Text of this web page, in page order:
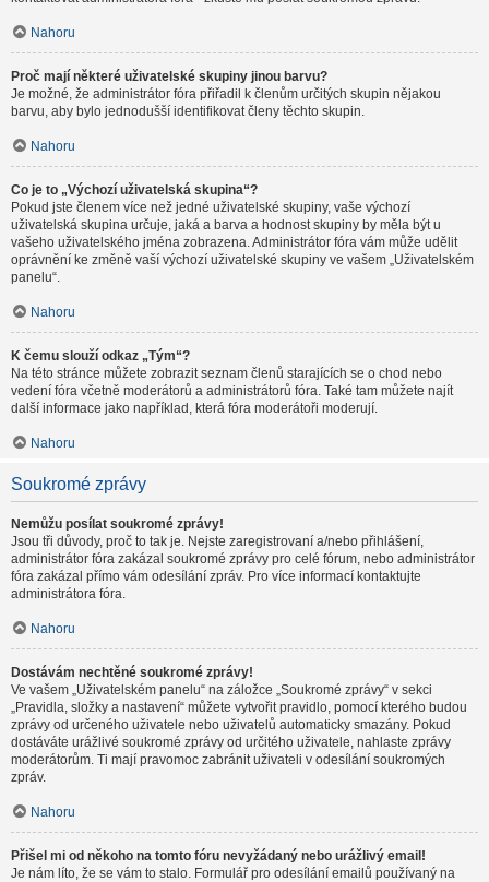
Nahoru
Proč mají některé uživatelské skupiny jinou barvu?
Je možné, že administrátor fóra přiřadil k členům určitých skupin nějakou
barvu, aby bylo jednodušší identifikovat členy těchto skupin.
Nahoru
Co je to „Výchozí uživatelská skupina“?
Pokud jste členem více než jedné uživatelské skupiny, vaše výchozí
uživatelská skupina určuje, jaká a barva a hodnost skupiny by měla být u
vašeho uživatelského jména zobrazena. Administrátor fóra vám může udělit
oprávnění ke změně vaší výchozí uživatelské skupiny ve vašem „Uživatelském
panelu“.
Nahoru
K čemu slouží odkaz „Tým“?
Na této stránce můžete zobrazit seznam členů starajících se o chod nebo
vedení fóra včetně moderátorů a administrátorů fóra. Také tam můžete najít
další informace jako například, která fóra moderátoři moderují.
Nahoru
Soukromé zprávy
Nemůžu posílat soukromé zprávy!
Jsou tři důvody, proč to tak je. Nejste zaregistrovaní a/nebo přihlášení,
administrátor fóra zakázal soukromé zprávy pro celé fórum, nebo administrátor
fóra zakázal přímo vám odesílání zpráv. Pro více informací kontaktujte
administrátora fóra.
Nahoru
Dostávám nechtěné soukromé zprávy!
Ve vašem „Uživatelském panelu“ na záložce „Soukromé zprávy“ v sekci
„Pravidla, složky a nastavení“ můžete vytvořit pravidlo, pomocí kterého budou
zprávy od určeného uživatele nebo uživatelů automaticky smazány. Pokud
dostáváte urážlivé soukromé zprávy od určitého uživatele, nahlaste zprávy
moderátorům. Ti mají pravomoc zabránit uživateli v odesílání soukromých
zpráv.
Nahoru
Přišel mi od někoho na tomto fóru nevyžádaný nebo urážlivý email!
Je nám líto, že se vám to stalo. Formulář pro odesílání emailů používaný na